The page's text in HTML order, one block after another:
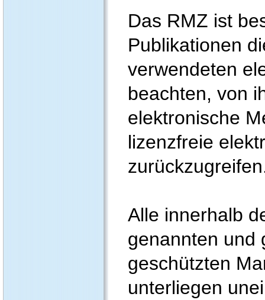
Das RMZ ist
Publikationen
verwendeten
beachten, von
elektronische
lizenzfreie
Alle innerhalb
genannten und
geschützten
unterliegen